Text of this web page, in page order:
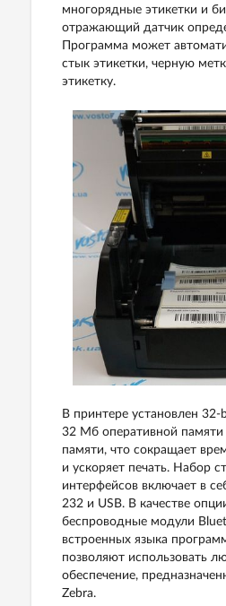
многорядные этикетки и
отражающий датчик
Программа может
стык этикетки, черную
этикетку.
В принтере установлен
32 Мб оперативной
памяти, что сокращает
и ускоряет печать. Набор
интерфейсов включает в
232 и USB. В качестве
беспроводные модули
встроенных языка
позволяют использовать
обеспечение,
Zebra.